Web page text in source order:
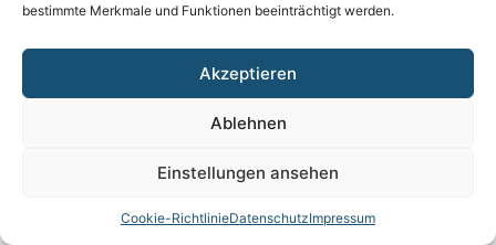
bestimmte Merkmale und Funktionen beeinträchtigt werden.
Akzeptieren
Ablehnen
Einstellungen ansehen
Cookie-RichtlinieDatenschutzImpressum